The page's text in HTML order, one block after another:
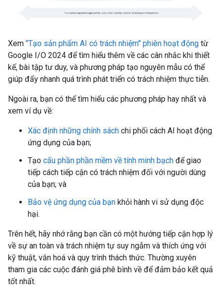
Xem "Tạo sản phẩm AI có trách nhiệm" phiên hoạt động từ
Google I/O 2024 để tìm hiểu thêm về các cân nhắc khi thiết
kế, bài tập tư duy, và phương pháp tạo nguyên mẫu có thể
giúp đẩy nhanh quá trình phát triển có trách nhiệm thực tiễn.
Ngoài ra, bạn có thể tìm hiểu các phương pháp hay nhất và
xem ví dụ về:
Xác định những chính sách chi phối cách AI hoạt động
ứng dụng của bạn;
Tạo cấu phần phần mềm về tính minh bạch để giao
tiếp cách tiếp cận có trách nhiệm đối với người dùng
của bạn; và
Bảo vệ ứng dụng của bạn khỏi hành vi sử dụng độc
hại.
Trên hết, hãy nhớ rằng bạn cần có một hướng tiếp cận hợp lý
về sự an toàn và trách nhiệm tự suy ngẫm và thích ứng với
kỹ thuật, văn hoá và quy trình thách thức. Thường xuyên
tham gia các cuộc đánh giá phê bình về để đảm bảo kết quả
tốt nhất.